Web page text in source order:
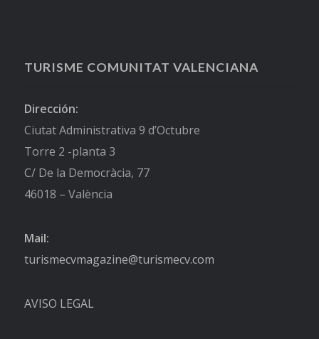
TURISME COMUNITAT VALENCIANA
Dirección:
Ciutat Administrativa 9 d’Octubre
Torre 2 -planta 3
C/ De la Democràcia, 77
46018 – València
Mail:
turismecvmagazine@turismecv.com
AVISO LEGAL